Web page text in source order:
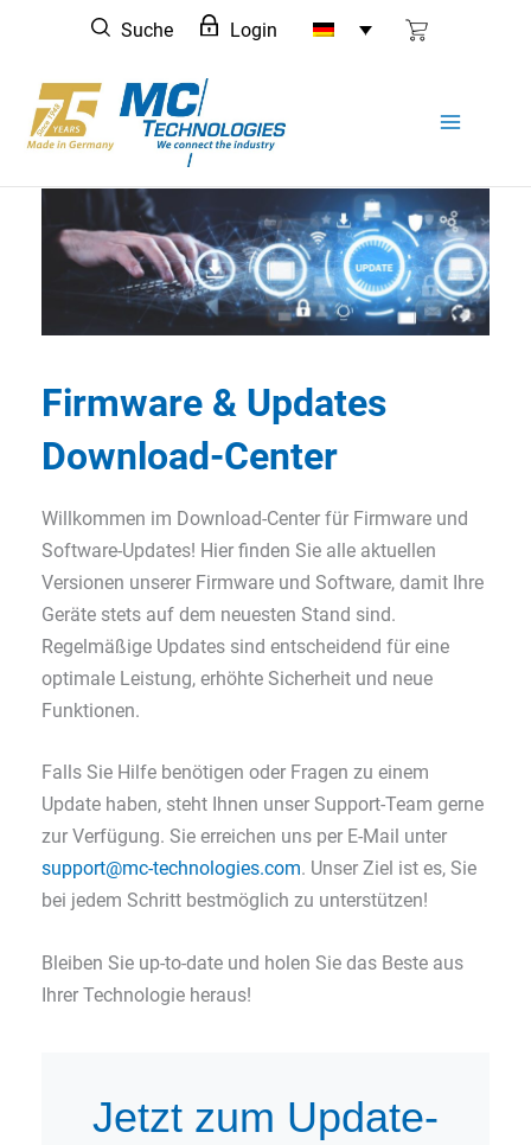
springen
Suche Login
Firmware & Updates
Download-Center
Willkommen im Download-Center für Firmware und
Software-Updates! Hier finden Sie alle aktuellen
Versionen unserer Firmware und Software, damit Ihre
Geräte stets auf dem neuesten Stand sind.
Regelmäßige Updates sind entscheidend für eine
optimale Leistung, erhöhte Sicherheit und neue
Funktionen.
Falls Sie Hilfe benötigen oder Fragen zu einem
Update haben, steht Ihnen unser Support-Team gerne
zur Verfügung. Sie erreichen uns per E-Mail unter
support@mc-technologies.com. Unser Ziel ist es, Sie
bei jedem Schritt bestmöglich zu unterstützen!
Bleiben Sie up-to-date und holen Sie das Beste aus
Ihrer Technologie heraus!
Jetzt zum Update-